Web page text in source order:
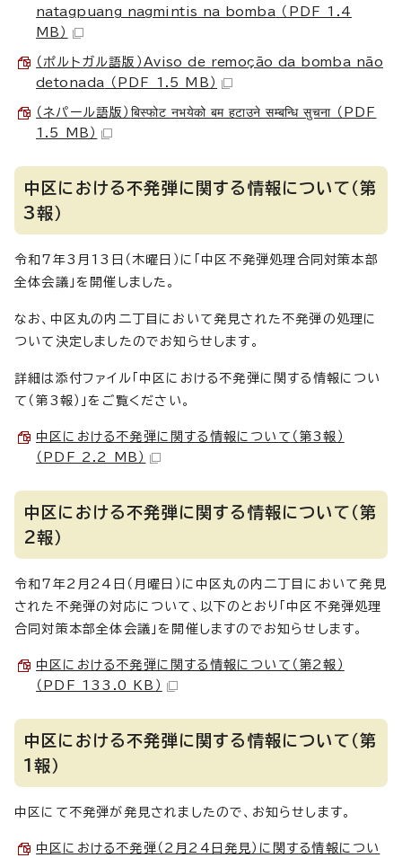
natagpuang nagmintis na bomba （PDF 1.4
MB）
（ポルトガル語版） Aviso de remoção da bomba não
detonada （PDF 1.5 MB）
（ネパール語版） बिस्फोट नभयेको बम हटाउने सम्बन्धि सुचना（PDF
1.5 MB）
中区における不発弾に関する情報について（第
3報）
令和7年3月13日（木曜日）に「中区不発弾処理合同対策本部
全体会議」を開催しました。
なお、中区丸の内二丁目において発見された不発弾の処理に
ついて決定しましたのでお知らせします。
詳細は添付ファイル「中区における不発弾に関する情報につい
て（第3報）」をご覧ください。
中区における不発弾に関する情報について（第3報）
（PDF 2.2 MB）
中区における不発弾に関する情報について（第
2報）
令和7年2月24日（月曜日）に中区丸の内二丁目において発見
された不発弾の対応について、以下のとおり「中区不発弾処理
合同対策本部全体会議」を開催しますのでお知らせします。
中区における不発弾に関する情報について（第2報）
（PDF 133.0 KB）
中区における不発弾に関する情報について（第
1報）
中区にて不発弾が発見されましたので、お知らせします。
中区における不発弾（2月24日発見）に関する情報につい